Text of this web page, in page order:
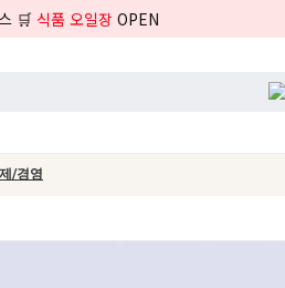
🛒 식품 오일장 OPEN
/경영